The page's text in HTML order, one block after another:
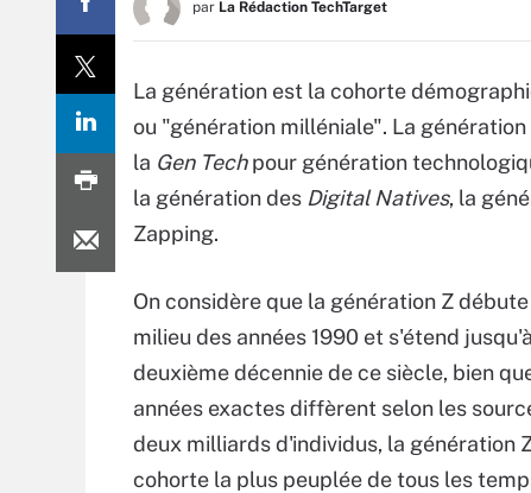
par La Rédaction TechTarget
La génération est la cohorte
ou "génération milléniale". La
la Gen Techpour génération
la génération des Digital Natives, la
Zapping.
On considère que la génération Z débute
milieu des années 1990 et s'étend
deuxième décennie de ce siècle, bien
années exactes diffèrent selon les
deux milliards d'individus, la génération
cohorte la plus peuplée de tous les